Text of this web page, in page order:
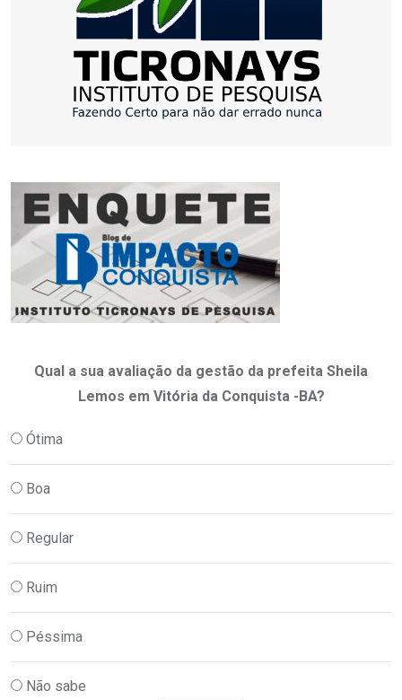
Qual a sua avaliação da gestão da prefeita Sheila
Lemos em Vitória da Conquista -BA?
Ótima
Boa
Regular
Ruim
Péssima
Não sabe